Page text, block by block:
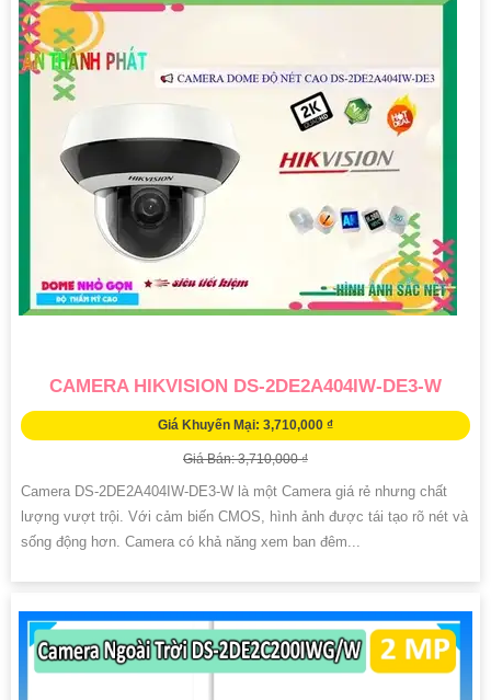
CAMERA HIKVISION DS-2DE2A404IW-DE3-W
Giá Khuyến Mại: 3,710,000 ₫
Giá Bán: 3,710,000 ₫
Camera DS-2DE2A404IW-DE3-W là một Camera giá rẻ nhưng chất
lượng vượt trội. Với cảm biến CMOS, hình ảnh được tái tạo rõ nét và
sống động hơn. Camera có khả năng xem ban đêm...